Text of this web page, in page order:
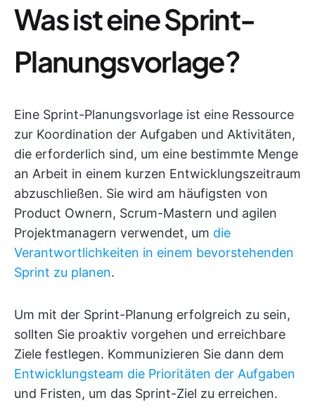
Was ist eine Sprint-
Planungsvorlage?
Eine Sprint-Planungsvorlage ist eine Ressource
zur Koordination der Aufgaben und Aktivitäten,
die erforderlich sind, um eine bestimmte Menge
an Arbeit in einem kurzen Entwicklungszeitraum
abzuschließen. Sie wird am häufigsten von
Product Ownern, Scrum-Mastern und agilen
Projektmanagern verwendet, um die
Verantwortlichkeiten in einem bevorstehenden
Sprint zu planen.
Um mit der Sprint-Planung erfolgreich zu sein,
sollten Sie proaktiv vorgehen und erreichbare
Ziele festlegen. Kommunizieren Sie dann dem
Entwicklungsteam die Prioritäten der Aufgaben
und Fristen, um das Sprint-Ziel zu erreichen.